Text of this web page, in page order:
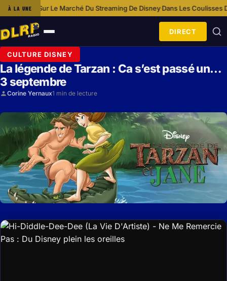
À LA UNE
Sur Le Marché Du Streaming De Disney·Dans Les Coulisses De
Ouvrir
le
menu
DIRECT
CULTURE DISNEY
La légende de Tarzan : Ca s’est passé un…
3 septembre
Corine Yernaux1 min de lecture